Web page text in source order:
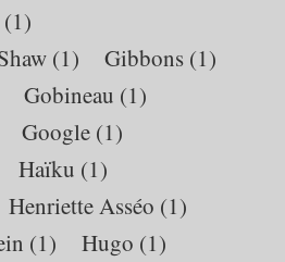
(1)
(1) Gibbons (1)
Gobineau (1)
Google (1)
Haïku (1)
Henriette Asséo (1)
(1) Hugo (1)